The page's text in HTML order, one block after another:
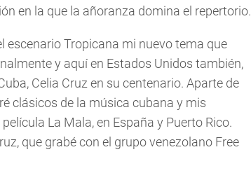
en la que la añoranza domina el repertorio.
escenario Tropicana mi nuevo tema que
y aquí en Estados Unidos también,
Celia Cruz en su centenario. Aparte de
clásicos de la música cubana y mis
La Mala, en España y Puerto Rico.
que grabé con el grupo venezolano Free